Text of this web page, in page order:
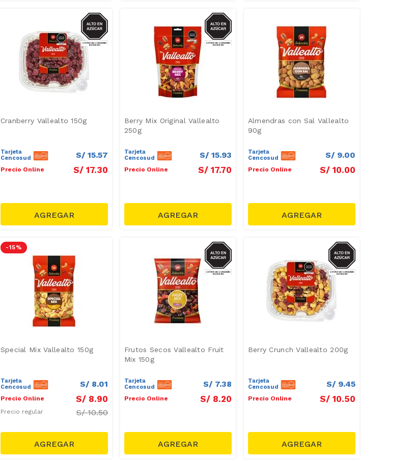
AZUCAR
Cranberry Vallealto 150g
Tarjeta
Cencosud
S/ 15.57
Precio Online S/ 17.30
AZUCAR
Berry Mix Original Vallealto
250g
Tarjeta
Cencosud
S/ 15.93
Precio Online S/ 17.70
Almendras con Sal Vallealto
90g
Tarjeta
Cencosud
S/ 9.00
Precio Online S/ 10.00
-15 %
Special Mix Vallealto 150g
Tarjeta
Cencosud
S/ 8.01
Precio Online S/ 8.90
Precio regular S/10.50
AZUCAR
Frutos Secos Vallealto Fruit
Mix 150g
Tarjeta
Cencosud
S/ 7.38
Precio Online S/ 8.20
AZUCAR
Berry Crunch Vallealto 200g
Tarjeta
Cencosud
S/ 9.45
Precio Online S/ 10.50